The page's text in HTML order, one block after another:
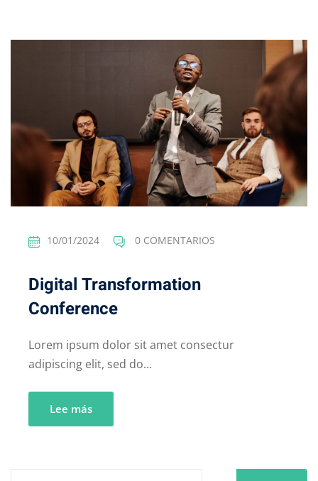
10/01/2024 0 COMENTARIOS
Digital Transformation
Conference
Lorem ipsum dolor sit amet consectur
adipiscing elit, sed do...
Lee más